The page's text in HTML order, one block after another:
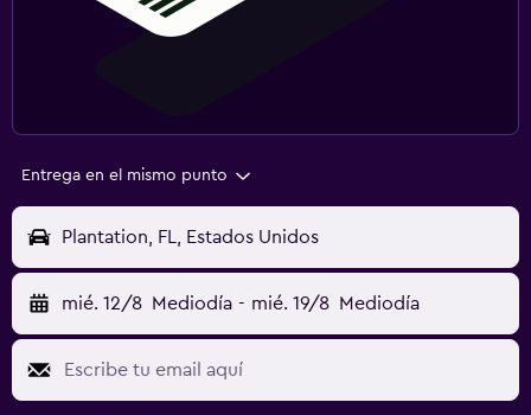
Entrega en el mismo punto
Plantation, FL, Estados Unidos
mié. 12/8 Mediodía - mié. 19/8 Mediodía